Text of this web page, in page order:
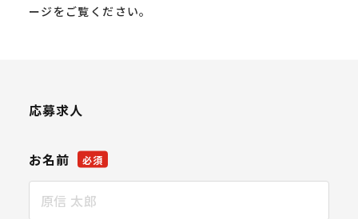
ージをご覧ください。
応募求人
お名前 必須